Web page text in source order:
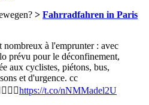
> Fahrradfahren in Paris
nombreux à l'emprunter : avec
prévu pour le déconfinement,
aux cyclistes, piétons, bus,
et d'urgence. cc
https://t.co/nNMMadel2U